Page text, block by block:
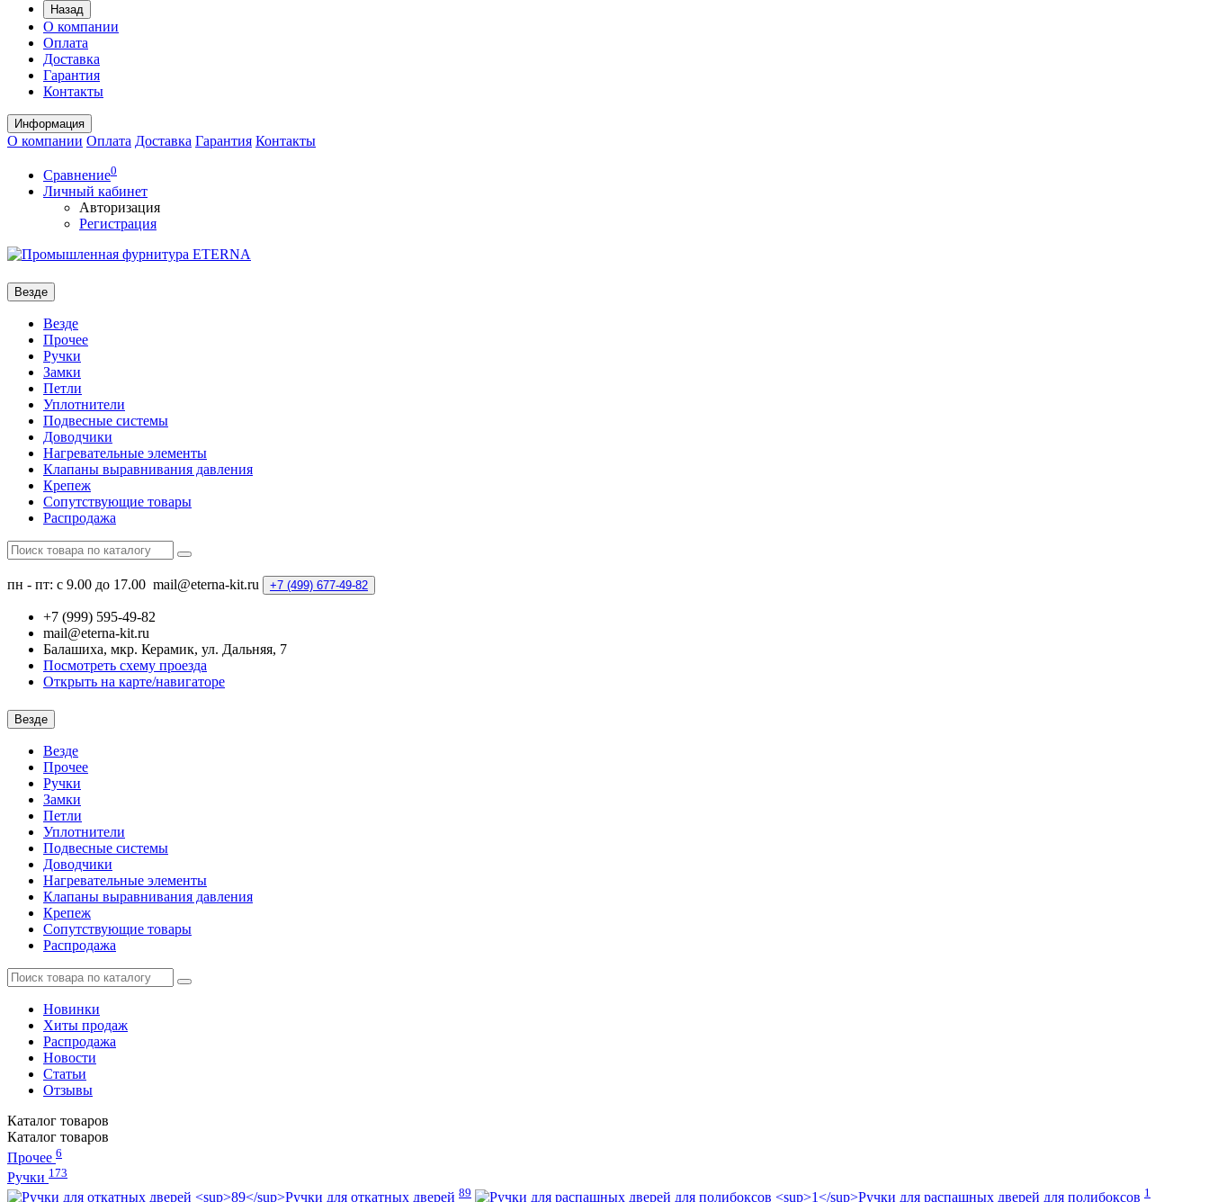
Назад
О компании
Оплата
Доставка
Гарантия
Контакты
Информация
О компании Оплата Доставка Гарантия Контакты
Сравнение0
Личный кабинет
Авторизация
Регистрация
Везде
Везде
Прочее
Ручки
Замки
Петли
Уплотнители
Подвесные системы
Доводчики
Нагревательные элементы
Клапаны выравнивания давления
Крепеж
Сопутствующие товары
Распродажа
пн - пт: с 9.00 до 17.00 mail@eterna-kit.ru +7 (499) 677-49-82
+7 (999) 595-49-82
mail@eterna-kit.ru
Балашиха, мкр. Керамик, ул. Дальняя, 7
Посмотреть схему проезда
Открыть на карте/навигаторе
Везде
Везде
Прочее
Ручки
Замки
Петли
Уплотнители
Подвесные системы
Доводчики
Нагревательные элементы
Клапаны выравнивания давления
Крепеж
Сопутствующие товары
Распродажа
Новинки
Хиты продаж
Распродажа
Новости
Статьи
Отзывы
Каталог товаров
Каталог товаров
Прочее 6
Ручки 173
Ручки для откатных дверей 89 Ручки для распашных дверей для полибоксов 1